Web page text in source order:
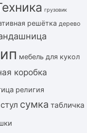
грузовик
решётка дерево
мебель для кукол
коробка
религия
стул сумка табличка